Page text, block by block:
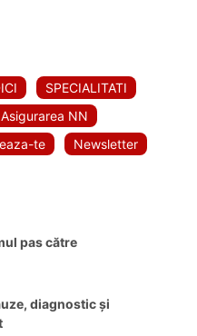
SPECIALITATI
Asigurarea NN
te Newsletter
pas către
diagnostic și